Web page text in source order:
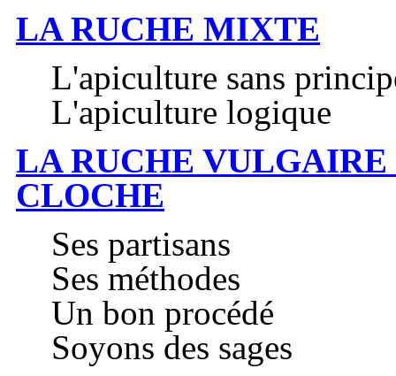
LA RUCHE MIXTE
L'apiculture sans
L'apiculture logique
LA RUCHE
CLOCHE
Ses partisans
Ses méthodes
Un bon procédé
Soyons des sages